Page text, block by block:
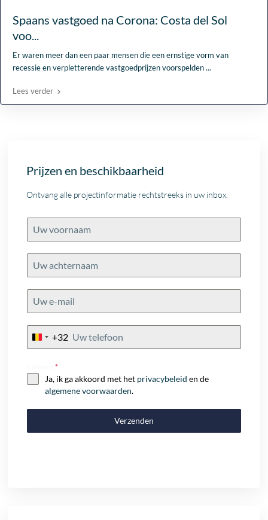
Spaans vastgoed na Corona: Costa del Sol
voo...
Er waren meer dan een paar mensen die een ernstige vorm van
recessie en verpletterende vastgoedprijzen voorspelden...
Lees verder
Prijzen en beschikbaarheid
Ontvang alle projectinformatie rechtstreeks in uw inbox.
Belgium
+32
Consent*
Ja, ik ga akkoord met het privacybeleid en de
algemene voorwaarden.
Verzenden